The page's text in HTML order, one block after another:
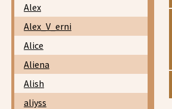
Alex
Alex_V_erni
Alice
Aliena
Alish
aliyss